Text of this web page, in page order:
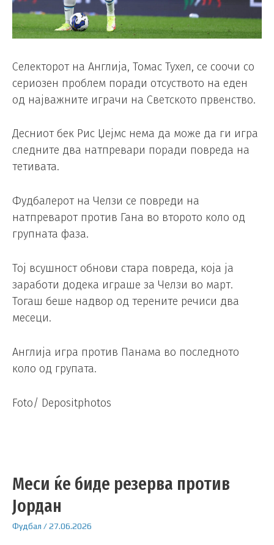
Селекторот на Англија, Томас Тухел, се соочи со
сериозен проблем поради отсуството на еден
од најважните играчи на Светското првенство.
Десниот бек Рис Џејмс нема да може да ги игра
следните два натпревари поради повреда на
тетивата.
Фудбалерот на Челзи се повреди на
натпреварот против Гана во второто коло од
групната фаза.
Тој всушност обнови стара повреда, која ја
заработи додека играше за Челзи во март.
Тогаш беше надвор од терените речиси два
месеци.
Англија игра против Панама во последното
коло од групата.
Foto/ Depositphotos
Меси ќе биде резерва против
Јордан
Фудбал /27.06.2026